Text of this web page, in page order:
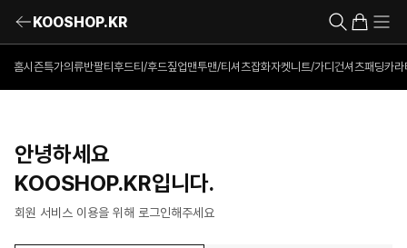
KOOSHOP.KR
홈시즌특가의류반팔티 후드티/후드짚업맨투맨/티셔츠잡화자켓니트/가디건셔츠패딩카라
안녕하세요
KOOSHOP.KR입니다.
회원 서비스 이용을 위해 로그인해주세요